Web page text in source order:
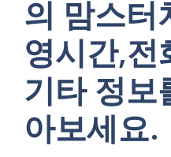
의 맘스터
영시간,전
기타 정보
아보세요.